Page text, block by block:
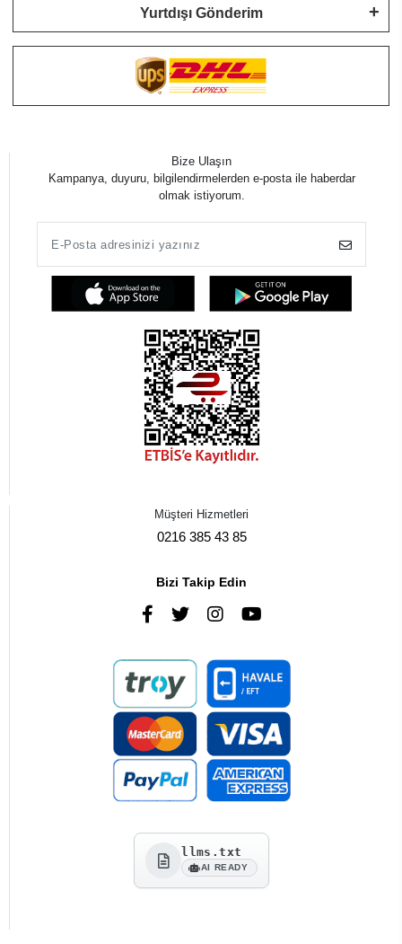
Yurtdışı Gönderim
Bize Ulaşın
Kampanya, duyuru, bilgilendirmelerden e-posta ile haberdar
olmak istiyorum.
Müşteri Hizmetleri
0216 385 43 85
Bizi Takip Edin
llms.txt
AI READY